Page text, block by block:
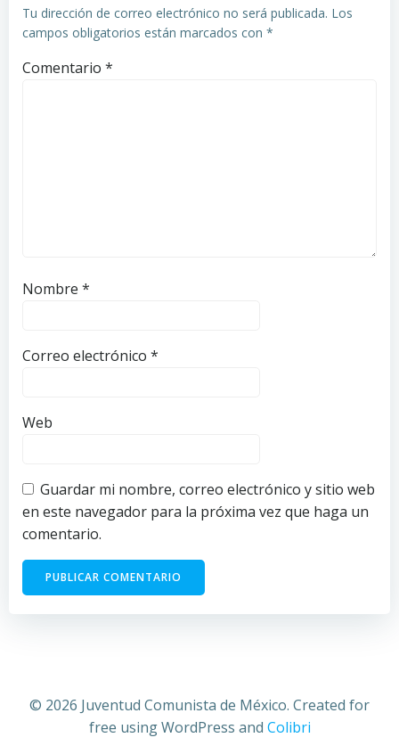
Tu dirección de correo electrónico no será publicada. Los
campos obligatorios están marcados con *
Comentario *
Nombre *
Correo electrónico *
Web
Guardar mi nombre, correo electrónico y sitio web
en este navegador para la próxima vez que haga un
comentario.
© 2026 Juventud Comunista de México. Created for
free using WordPress and Colibri